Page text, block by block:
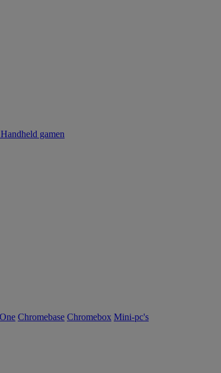
Handheld gamen
Chromebase Chromebox Mini-pc's